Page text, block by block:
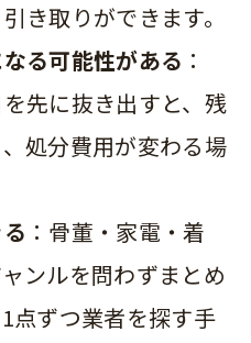
き取りができます。
る可能性がある ：
先に抜き出すと、残
処分費用が変わる場
：骨董・家電・着
ンルを問わずまとめ
点ずつ業者を探す手